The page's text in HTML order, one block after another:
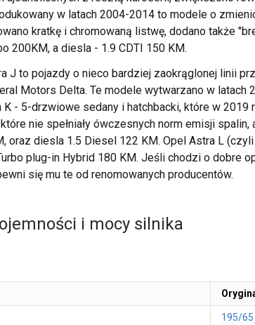
w latach 2004-2014 to modele o
kratkę i chromowaną listwę, dodano także
200KM, a diesla - 1.9 CDTI 150 KM.
J to pojazdy o nieco bardziej zaokrąglonej linii
Motors Delta. Te modele wytwarzano w
- 5-drzwiowe sedany i hatchbacki, które w
nie spełniały ówczesnych norm emisji
oraz diesla 1.5 Diesel 122 KM. Opel Astra L
plug-in Hybrid 180 KM. Jeśli chodzi o dobre
się mu te od renomowanych producentów.
i mocy silnika
195/65